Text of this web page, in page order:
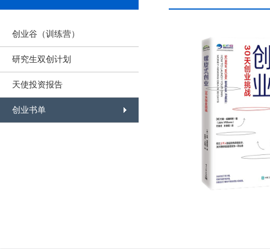
创业谷（训练营）
研究生双创计划
天使投资报告
创业书单